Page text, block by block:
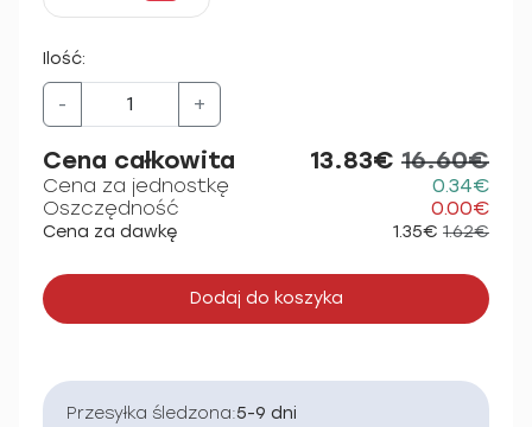
Ilość:
- +
Cena całkowita 13.83€ 16.60€
Cena za jednostkę
0.34€
Oszczędność
0.00€
Cena za dawkę 1.35€ 1.62€
Dodaj do koszyka
Przesyłka śledzona:5-9 dni